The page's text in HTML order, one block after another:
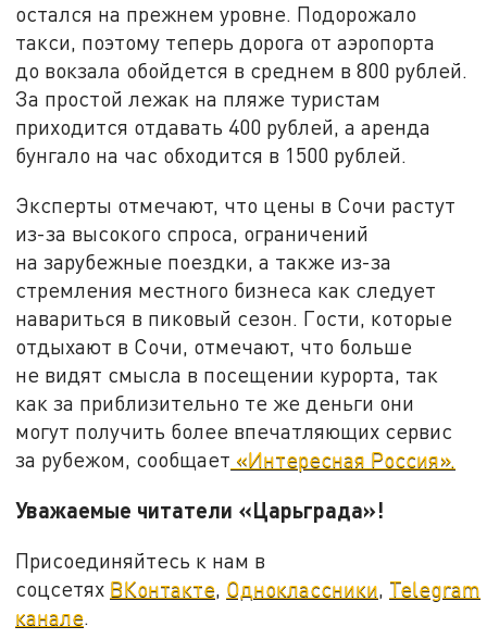
остался на прежнем уровне. Подорожало
такси, поэтому теперь дорога от аэропорта
до вокзала обойдется в среднем в 800 рублей.
За простой лежак на пляже туристам
приходится отдавать 400 рублей, а аренда
бунгало на час обходится в 1500 рублей.
Эксперты отмечают, что цены в Сочи растут
из-за высокого спроса, ограничений
на зарубежные поездки, а также из-за
стремления местного бизнеса как следует
навариться в пиковый сезон. Гости, которые
отдыхают в Сочи, отмечают, что больше
не видят смысла в посещении курорта, так
как за приблизительно те же деньги они
могут получить более впечатляющих сервис
за рубежом, сообщает «Интересная Россия».
Уважаемые читатели «Царьграда»!
Присоединяйтесь к нам в
соцсетях ВКонтакте Одноклассники Telegram
канале